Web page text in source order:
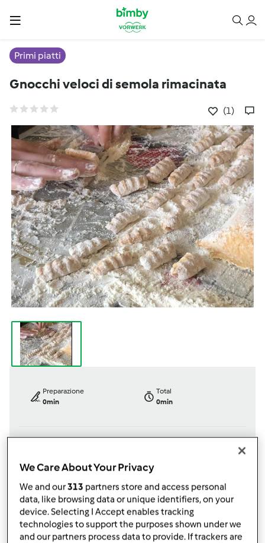
Primi piatti
Gnocchi veloci di semola rimacinata
(1)
Preparazione
0min
Total
0min
porzione/porzioni
da Mary2584
published: 22-11-2021
We Care About Your Privacy
We and our313 partners store and access personal
data, like browsing data or unique identifiers, on your
device. Selecting I Accept enables tracking
technologies to support the purposes shown under we
and our partners process data to provide. If trackers are